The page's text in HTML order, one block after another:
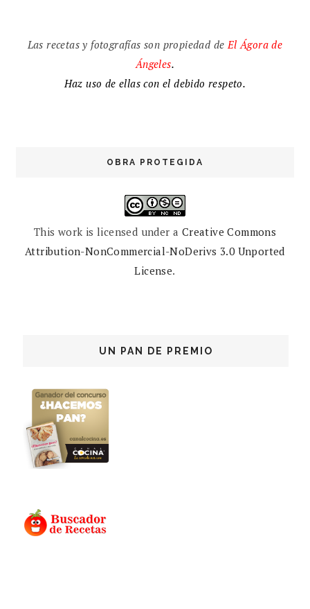
Las recetas y fotografías son propiedad deElÁgora de
Ángeles.
Haz uso de ellas con el debido respeto.
OBRA PROTEGIDA
This work is licensed under a Creative Commons
Attribution-NonCommercial-NoDerivs 3.0 Unported
License.
UN PAN DE PREMIO